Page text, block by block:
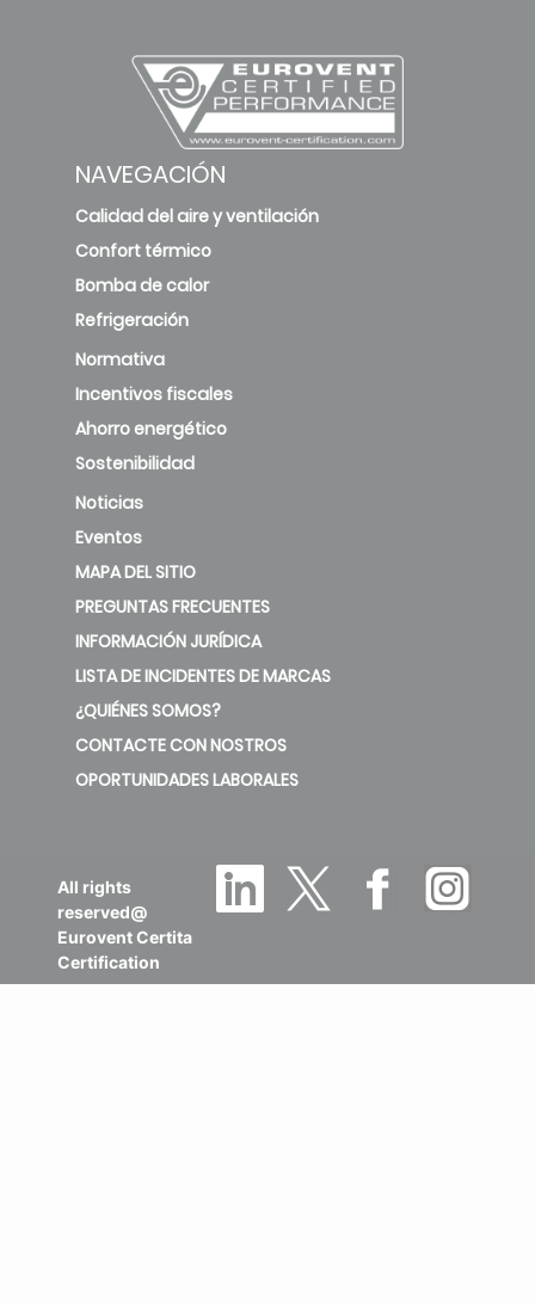
NAVEGACIÓN
Calidad del aire y ventilación
Confort térmico
Bomba de calor
Refrigeración
Normativa
Incentivos fiscales
Ahorro energético
Sostenibilidad
Noticias
Eventos
MAPA DEL SITIO
PREGUNTAS FRECUENTES
INFORMACIÓN JURÍDICA
LISTA DE INCIDENTES DE MARCAS
¿QUIÉNES SOMOS?
CONTACTE CON NOSTROS
OPORTUNIDADES LABORALES
All rights
reserved@
Eurovent Certita
Certification